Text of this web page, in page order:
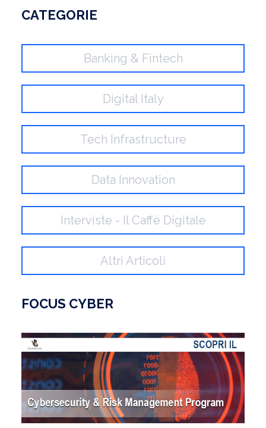
CATEGORIE
Banking & Fintech
Digital Italy
Tech Infrastructure
Data Innovation
Interviste - Il Caffè Digitale
Altri Articoli
FOCUS CYBER